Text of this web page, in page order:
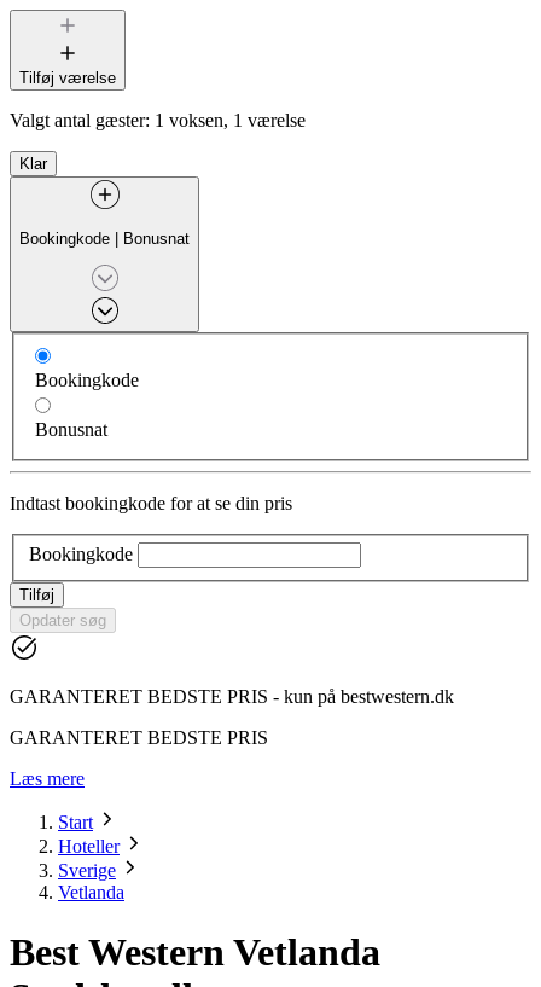
Tilføj værelse
Valgt antal gæster: 1 voksen, 1 værelse
Klar
Bookingkode | Bonusnat
Bookingkode
Bonusnat
Indtast bookingkode for at se din pris
Bookingkode
Tilføj
Opdater søg
GARANTERET BEDSTE PRIS - kun på bestwestern.dk
GARANTERET BEDSTE PRIS
Læs mere
Start
Hoteller
Sverige
Vetlanda
Best Western Vetlanda